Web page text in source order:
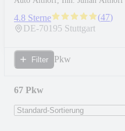
4.8 Sterne (47)
DE-70195 Stuttgart
Filter Pkw
67 Pkw